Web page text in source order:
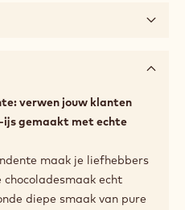
verwen jouw klanten
ijs gemaakt met echte
maak je liefhebbers
echt
diepe smaak van pure